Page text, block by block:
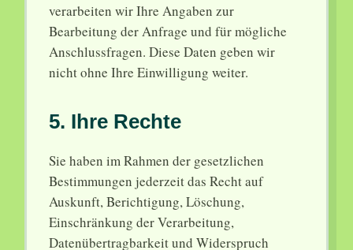
verarbeiten wir Ihre Angaben zur
Bearbeitung der Anfrage und für mögliche
Anschlussfragen. Diese Daten geben wir
nicht ohne Ihre Einwilligung weiter.
5. Ihre Rechte
Sie haben im Rahmen der gesetzlichen
Bestimmungen jederzeit das Recht auf
Auskunft, Berichtigung, Löschung,
Einschränkung der Verarbeitung,
Datenübertragbarkeit und Widerspruch